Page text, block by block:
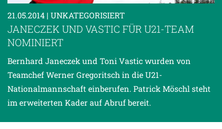
21.05.2014 | UNKATEGORISIERT
JANECZEK UND VASTIC FÜR U21-TEAM
NOMINIERT
Bernhard Janeczek und Toni Vastic wurden von
Teamchef Werner Gregoritsch in die U21-
Nationalmannschaft einberufen. Patrick Möschl steht
im erweiterten Kader auf Abruf bereit.